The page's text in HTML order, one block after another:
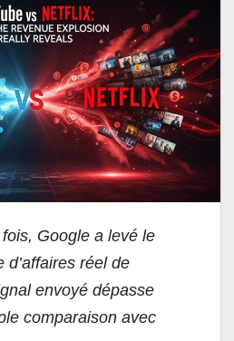
Google a levé le
d’affaires réel de
envoyé dépasse
comparaison avec